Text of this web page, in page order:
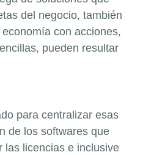
del negocio, también
con acciones,
pueden resultar
para centralizar esas
de los softwares que
las licencias e inclusive